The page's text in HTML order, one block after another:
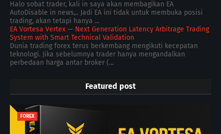
Halo sobat trader, kali in saya akan membagikan EA
AutoDisable in news,.. Jadi EA ini tidak untuk membuka posisi
trading, akan tetapi hanya ...
EA Vortesa Vertex — Next Generation Latency Arbitrage Trading
System with Smart Technical Validation
Dunia trading forex terus berkembang mengikuti kecepatan
teknologi. Jika sebelumnya trader hanya mengandalkan
perbedaan harga antar broker (...
Featured post
FOREX